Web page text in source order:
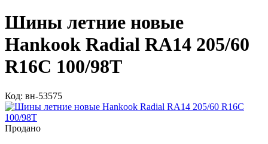
Шины летние новые
Hankook Radial RA14 205/60
R16C 100/98T
Код: вн-53575
Продано